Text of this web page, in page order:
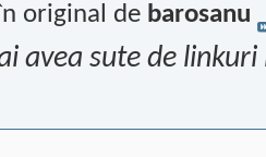
original de barosanu
avea sute de